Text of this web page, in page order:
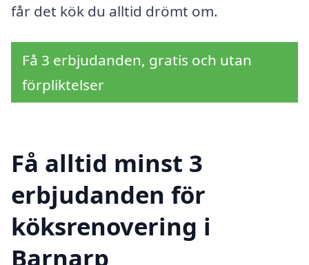
får det kök du alltid drömt om.
Få 3 erbjudanden, gratis och utan
förpliktelser
Få alltid minst 3
erbjudanden för
köksrenovering i
Barnarp